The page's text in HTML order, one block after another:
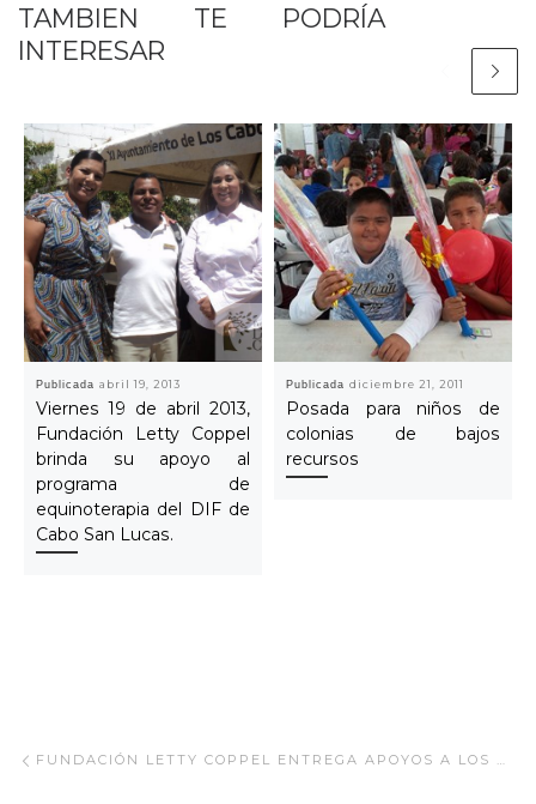
TAMBIEN TE PODRÍA
INTERESAR
Publicadaabril 19, 2013
Viernes 19 de abril 2013,
Fundación Letty Coppel
brinda su apoyo al
programa de
equinoterapia del DIF de
Cabo San Lucas.
Publicadadiciembre 21, 2011
Posada para niños de
colonias de bajos
recursos
Navegar Artículo FUNDACIÓN LETTY COPPEL ENTREGA APOYOS A LOS NIÑOS DE DIFERENTES DISCAPACIDADES Y MUJERES CON CÁNCER.